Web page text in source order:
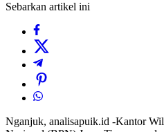
Sebarkan artikel ini
Nganjuk, analisapuik.id -Kantor